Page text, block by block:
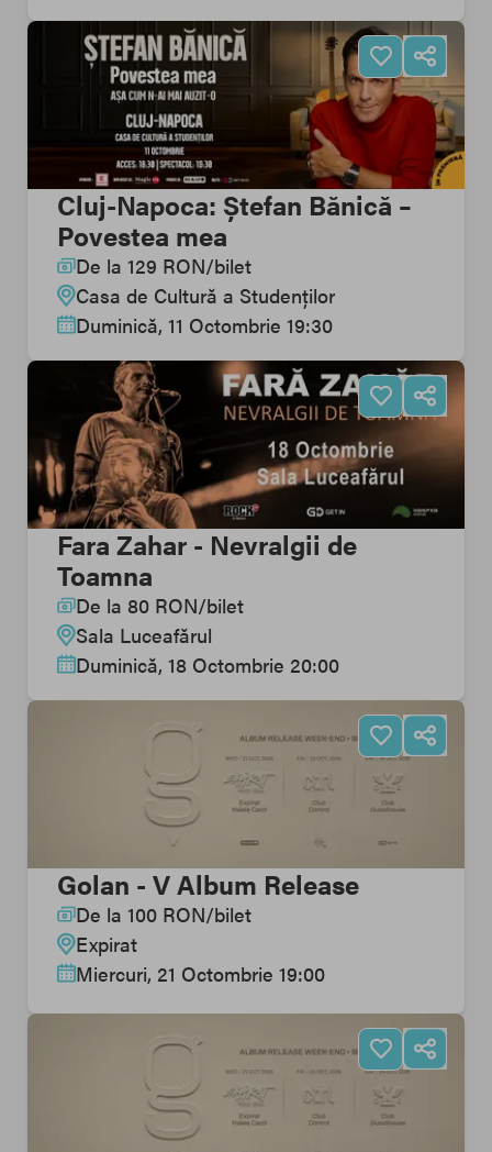
Cluj-Napoca: Ștefan Bănică –
Povestea mea
De la 129 RON/bilet
Casa de Cultură a Studenților
Duminică, 11 Octombrie 19:30
Fara Zahar - Nevralgii de
Toamna
De la 80 RON/bilet
Sala Luceafărul
Duminică, 18 Octombrie 20:00
Golan - V Album Release
De la 100 RON/bilet
Expirat
Miercuri, 21 Octombrie 19:00